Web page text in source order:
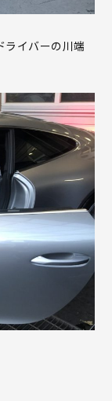
ライバーの川端